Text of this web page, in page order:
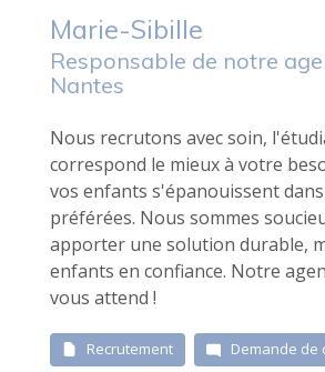
Marie-Sibille
Responsable de notre
Nantes
Nous recrutons avec soin,
correspond le mieux à votre
vos enfants s'épanouissent
préférées. Nous sommes
apporter une solution durable,
enfants en confiance. Notre
vous attend !
Recrutement Demande de